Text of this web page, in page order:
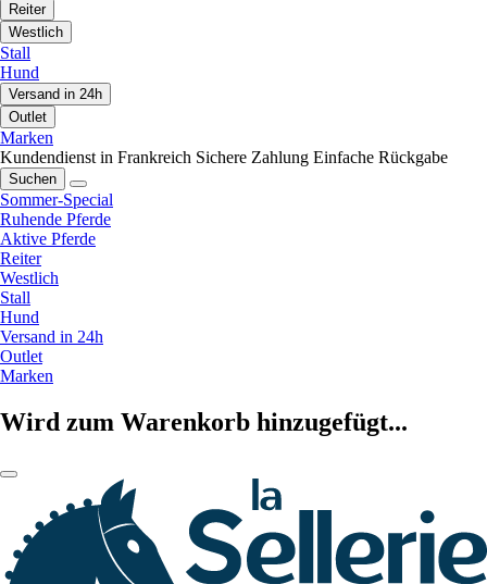
Reiter
Westlich
Stall
Hund
Versand in 24h
Outlet
Marken
Kundendienst in Frankreich Sichere Zahlung Einfache Rückgabe
Suchen
Sommer-Special
Ruhende Pferde
Aktive Pferde
Reiter
Westlich
Stall
Hund
Versand in 24h
Outlet
Marken
Wird zum Warenkorb hinzugefügt...